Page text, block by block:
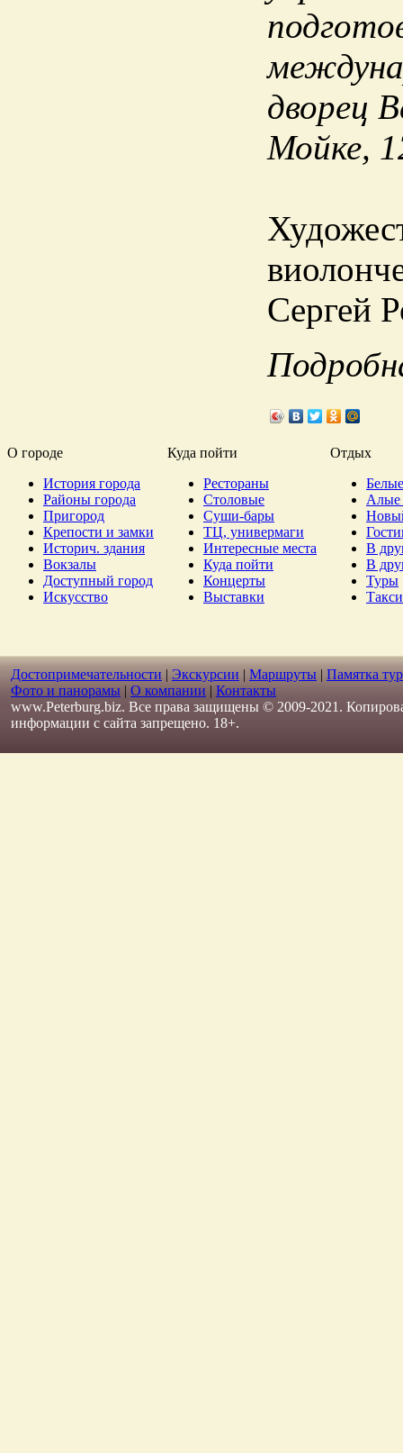
дворец
Мойке,
Сергей
О городе Куда пойти
Отдых
История города
Районы города
Пригород
Крепости и замки
Историч. здания
Вокзалы
Доступный город
Искусство
Рестораны
Столовые
Суши-бары
ТЦ, универмаги
Интересные места
Куда пойти
Концерты
Выставки
Алые
В
В
Туры
Такси
Достопримечательности | Экскурсии | Маршруты | Памятка
Фото и панорамы | О компании | Контакты
www.Peterburg.biz. Все права защищены © 2009-2021.
информации с сайта запрещено. 18+.